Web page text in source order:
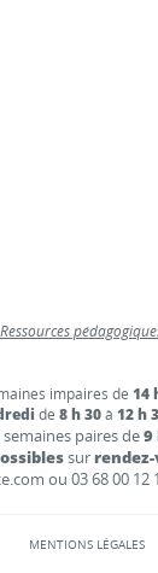
impaires de 14
de 8 h 30à 12 h
semaines paires de9
sur
ou 03 68 00 12
MENTIONS LÉGALES